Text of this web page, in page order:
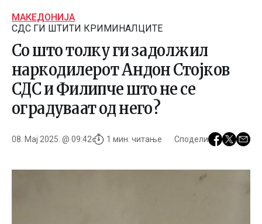
МАКЕДОНИЈА
СДС ГИ ШТИТИ КРИМИНАЛЦИТЕ
Со што толку ги задолжил
наркодилерот Андон Стојков
СДС и Филипче што не се
оградуваат од него?
08. Мај 2025. @ 09:42 1 мин. читање Сподели